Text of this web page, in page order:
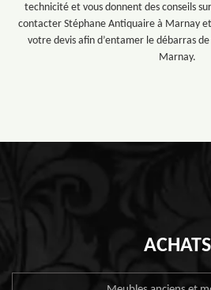
technicité et vous donnent des conseils
contacter Stéphane Antiquaire à Marnay
votre devis afin d’entamer le débarras
Marnay.
ACHATS